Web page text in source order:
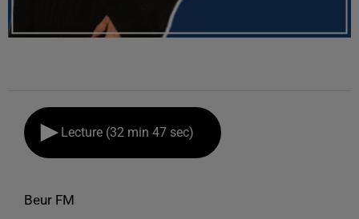
Lecture (32 min 47 sec)
Beur FM